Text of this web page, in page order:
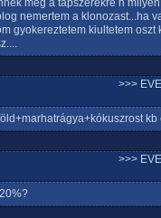
meg a tapszerekre h
nemertem a klonozast...ha
gyokereztetem kiultetem oszt
>>>
>>>